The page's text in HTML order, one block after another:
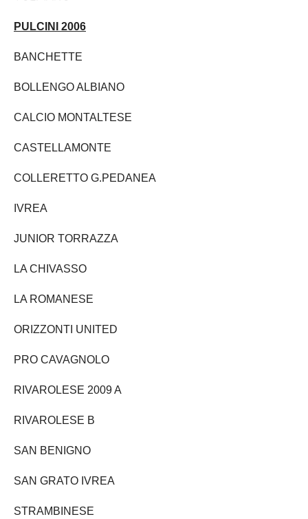
PULCINI 2006
BANCHETTE
BOLLENGO ALBIANO
CALCIO MONTALTESE
CASTELLAMONTE
COLLERETTO G.PEDANEA
IVREA
JUNIOR TORRAZZA
LA CHIVASSO
LA ROMANESE
ORIZZONTI UNITED
PRO CAVAGNOLO
RIVAROLESE 2009 A
RIVAROLESE B
SAN BENIGNO
SAN GRATO IVREA
STRAMBINESE